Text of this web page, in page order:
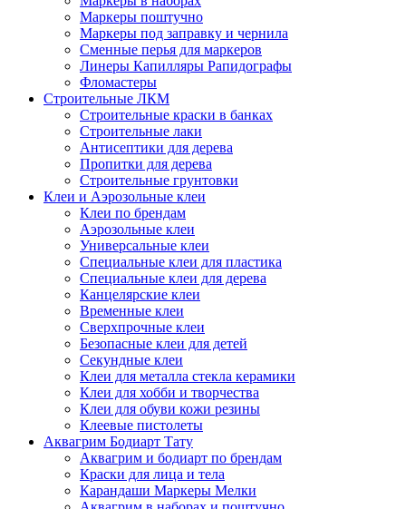
Маркеры поштучно
Маркеры под заправку и чернила
Сменные перья для маркеров
Линеры Капилляры Рапидографы
Фломастеры
Строительные ЛКМ
Строительные краски в банках
Строительные лаки
Антисептики для дерева
Пропитки для дерева
Строительные грунтовки
Клеи и Аэрозольные клеи
Клеи по брендам
Аэрозольные клеи
Универсальные клеи
Специальные клеи для пластика
Специальные клеи для дерева
Канцелярские клеи
Временные клеи
Сверхпрочные клеи
Безопасные клеи для детей
Секундные клеи
Клеи для металла стекла керамики
Клеи для хобби и творчества
Клеи для обуви кожи резины
Клеевые пистолеты
Аквагрим Бодиарт Тату
Аквагрим и бодиарт по брендам
Краски для лица и тела
Карандаши Маркеры Мелки